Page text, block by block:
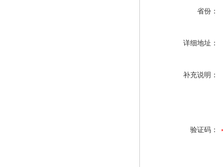
省份：
详细地址：
补充说明：
验证码：